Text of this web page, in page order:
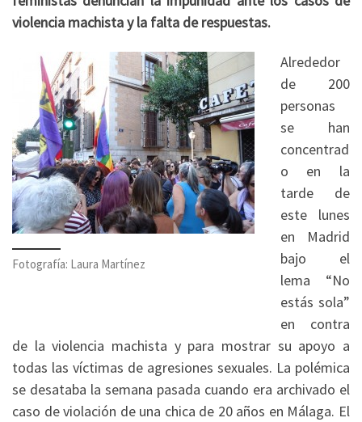
violencia machista y la falta de respuestas.
Fotografía: Laura Martínez
Alrededor
de 200
personas
se han
concentrad
o en la
tarde de
este lunes
en Madrid
bajo el
lema “No
estás sola”
en contra
de la violencia machista y para mostrar su apoyo a
todas las víctimas de agresiones sexuales. La polémica
se desataba la semana pasada cuando era archivado el
caso de violación de una chica de 20 años en Málaga. El